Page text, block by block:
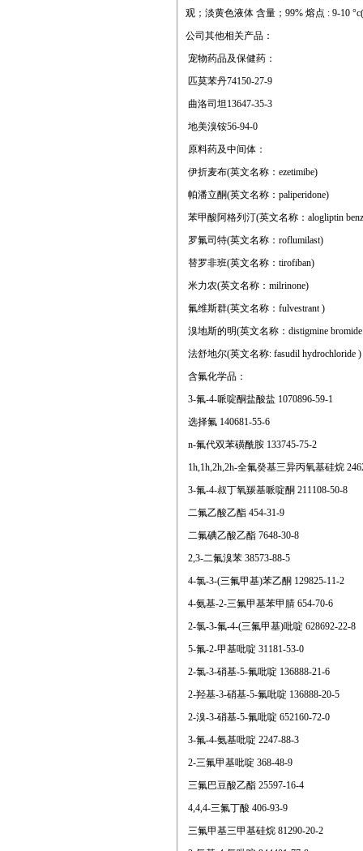
观；淡黄色液体 含量；99% 熔点 : 9-10
公司其他相关产品：
宠物药品及保健药：
匹莫苯丹74150-27-9
曲洛司坦13647-35-3
地美溴铵56-94-0
原料药及中间体：
伊折麦布(英文名称：ezetimibe)
帕潘立酮(英文名称：paliperidone)
苯甲酸阿格列汀(英文名称：alogliptin
罗氟司特(英文名称：roflumilast)
替罗非班(英文名称：tirofiban)
米力农(英文名称：milrinone)
氟维斯群(英文名称：fulvestrant )
溴地斯的明(英文名称：distigmine
法舒地尔(英文名称: fasudil hydrochloride )
含氟化学品：
3-氟-4-哌啶酮盐酸盐 1070896-59-1
选择氟 140681-55-6
n-氟代双苯磺酰胺 133745-75-2
1h,1h,2h,2h-全氟癸基三异丙氧基硅烷
3-氟-4-叔丁氧羰基哌啶酮 211108-50-8
二氟乙酸乙酯 454-31-9
二氟碘乙酸乙酯 7648-30-8
2,3-二氟溴苯 38573-88-5
4-氯-3-(三氟甲基)苯乙酮 129825-11-2
4-氨基-2-三氟甲基苯甲腈 654-70-6
2-氯-3-氟-4-(三氟甲基)吡啶 628692-22-8
5-氟-2-甲基吡啶 31181-53-0
2-氯-3-硝基-5-氟吡啶 136888-21-6
2-羟基-3-硝基-5-氟吡啶 136888-20-5
2-溴-3-硝基-5-氟吡啶 652160-72-0
3-氟-4-氨基吡啶 2247-88-3
2-三氟甲基吡啶 368-48-9
三氟巴豆酸乙酯 25597-16-4
4,4,4-三氟丁酸 406-93-9
三氟甲基三甲基硅烷 81290-20-2